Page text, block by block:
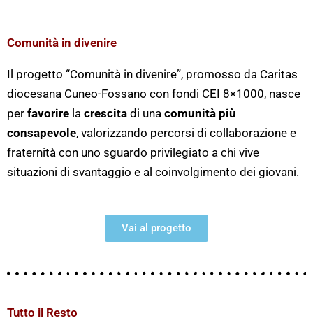
Comunità in divenire
Il progetto “Comunità in divenire”, promosso da Caritas
diocesana Cuneo-Fossano con fondi CEI 8×1000, nasce
per favorire la crescita di una comunità più
consapevole, valorizzando percorsi di collaborazione e
fraternità con uno sguardo privilegiato a chi vive
situazioni di svantaggio e al coinvolgimento dei giovani.
Vai al progetto
Tutto il Resto